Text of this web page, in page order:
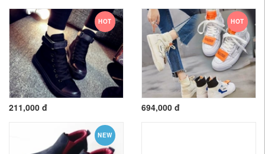
HOT
211,000 đ
HOT
694,000 đ
NEW